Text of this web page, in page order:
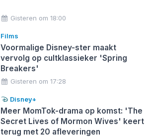
Gisteren om 18:00
Films
Voormalige Disney-ster maakt
vervolg op cultklassieker 'Spring
Breakers'
Gisteren om 17:28
Disney+
Meer MomTok-drama op komst: 'The
Secret Lives of Mormon Wives' keert
terug met 20 afleveringen